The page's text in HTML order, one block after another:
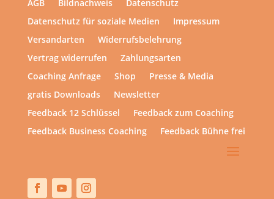
AGB Bildnachweis
Datenschutz
Datenschutz für soziale Medien
Impressum
Versandarten
Widerrufsbelehrung
Vertrag widerrufen
Zahlungsarten
Coaching Anfrage
Shop
Presse & Media
gratis Downloads
Newsletter
Feedback 12 Schlüssel
Feedback zum Coaching
Feedback Business Coaching
Feedback Bühne frei